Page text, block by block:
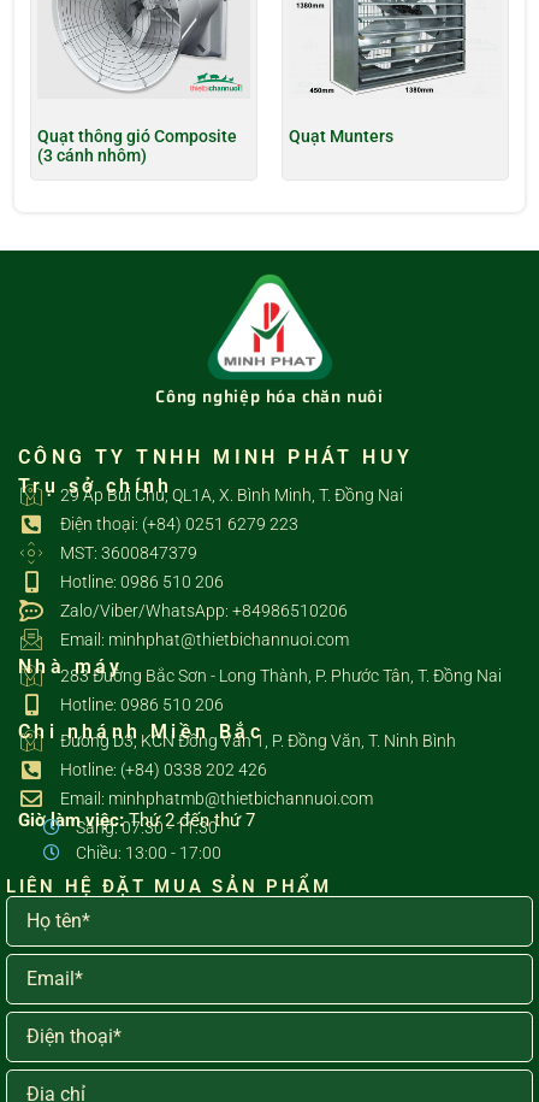
Quạt thông gió Composite
(3 cánh nhôm)
Quạt Munters
Công nghiệp hóa chăn nuôi
CÔNG TY TNHH MINH PHÁT HUY
Trụ sở chính
29 Ấp Bùi Chu, QL1A, X. Bình Minh, T. Đồng Nai
Điện thoại: (+84) 0251 6279 223
MST: 3600847379
Hotline: 0986 510 206
Zalo/Viber/WhatsApp: +84986510206
Email: minhphat@thietbichannuoi.com
Nhà máy
283 Đường Bắc Sơn - Long Thành, P. Phước Tân, T. Đồng Nai
Hotline: 0986 510 206
Chi nhánh Miền Bắc
Đường D3, KCN Đồng Văn 1, P. Đồng Văn, T. Ninh Bình
Hotline: (+84) 0338 202 426
Email: minhphatmb@thietbichannuoi.com
Giờ làm việc:Thứ 2 đến thứ 7
Sáng: 07:30 - 11:30
Chiều: 13:00 - 17:00
LIÊN HỆ ĐẶT MUA SẢN PHẨM